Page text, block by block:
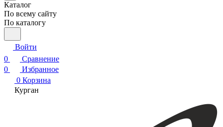
Каталог
По всему сайту
По каталогу
Войти
0
Сравнение
0
Избранное
0 Корзина
Курган